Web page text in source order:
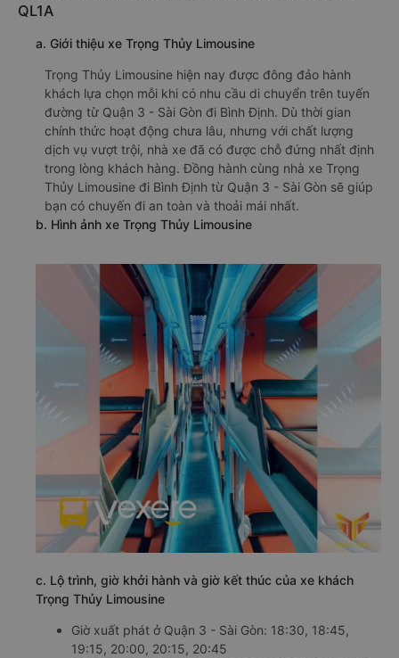
QL1A
a. Giới thiệu xe Trọng Thủy Limousine
Trọng Thủy Limousine hiện nay được đông đảo hành
khách lựa chọn mỗi khi có nhu cầu di chuyển trên tuyến
đường từ Quận 3 - Sài Gòn đi Bình Định. Dù thời gian
chính thức hoạt động chưa lâu, nhưng với chất lượng
dịch vụ vượt trội, nhà xe đã có được chỗ đứng nhất định
trong lòng khách hàng. Đồng hành cùng nhà xe Trọng
Thủy Limousine đi Bình Định từ Quận 3 - Sài Gòn sẽ giúp
bạn có chuyến đi an toàn và thoải mái nhất.
b. Hình ảnh xe Trọng Thủy Limousine
c. Lộ trình, giờ khởi hành và giờ kết thúc của xe khách
Trọng Thủy Limousine
Giờ xuất phát ở Quận 3 - Sài Gòn: 18:30, 18:45,
19:15, 20:00, 20:15, 20:45